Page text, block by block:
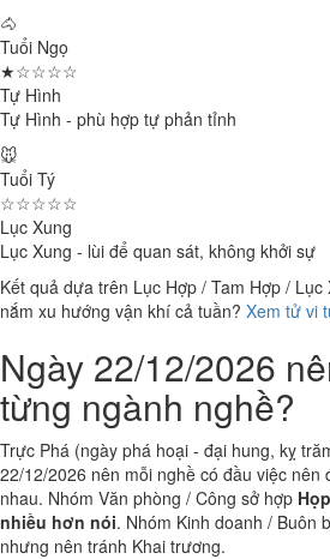
🐴
Tuổi Ngọ
★☆☆☆☆
Tự Hình
Tự Hình - phù hợp tự phản tỉnh
🐭
Tuổi Tý
☆☆☆☆☆
Lục Xung
Lục Xung - lùi để quan sát, không khởi sự
Kết quả dựa trên Lục Hợp / Tam Hợp /
nắm xu hướng vận khí cả tuần? Xem tử vi
Ngày 22/12/2026
từng ngành nghề?
Trực Phá (ngày phá hoại - đại hung, kỵ
22/12/2026 nên mỗi nghề có đầu việc nên
nhau. Nhóm Văn phòng / Công sở hợp
nhiều hơn nói. Nhóm Kinh doanh / Buôn
nhưng nên tránh Khai trương.